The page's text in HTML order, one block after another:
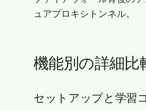
ュアプロキシトンネル。
機能別の詳細比
セットアップと学習